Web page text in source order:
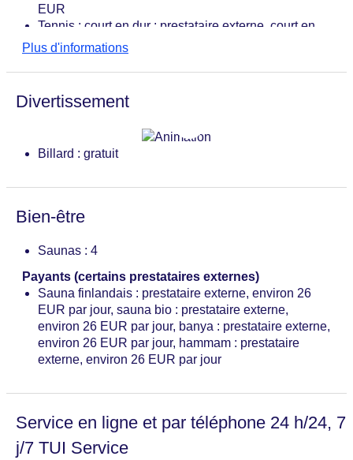
EUR
Tennis : court en dur : prestataire externe, court en
gazon synthétique : prestataire externe, salle :
externe, location de raquettes : prestataire externe
Plus d'informations
Divertissement
Billard : gratuit
Bien-être
Saunas : 4
Payants (certains prestataires externes)
Sauna finlandais : prestataire externe, environ 26
EUR par jour, sauna bio : prestataire externe,
environ 26 EUR par jour, banya : prestataire externe,
environ 26 EUR par jour, hammam : prestataire
externe, environ 26 EUR par jour
Service en ligne et par téléphone 24 h/24, 7
j/7 TUI Service